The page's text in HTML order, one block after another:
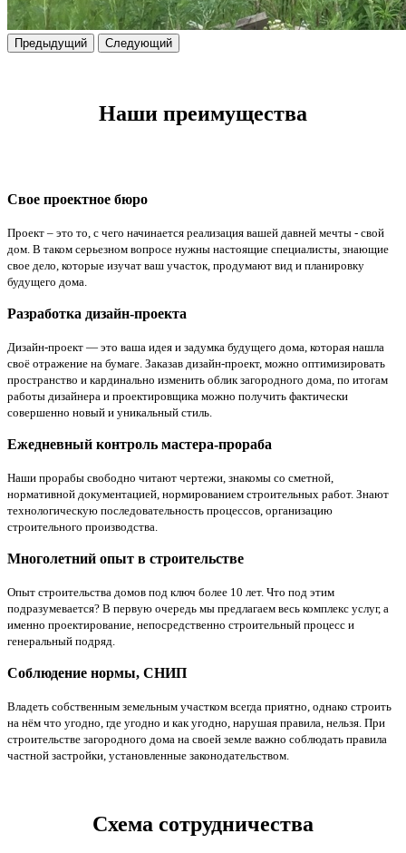
Предыдущий Следующий
Наши преимущества
Свое проектное бюро
Проект – это то, с чего начинается реализация вашей давней мечты - свой
дом. В таком серьезном вопросе нужны настоящие специалисты, знающие
свое дело, которые изучат ваш участок, продумают вид и планировку
будущего дома.
Разработка дизайн-проекта
Дизайн-проект — это ваша идея и задумка будущего дома, которая нашла
своё отражение на бумаге. Заказав дизайн-проект, можно оптимизировать
пространство и кардинально изменить облик загородного дома, по итогам
работы дизайнера и проектировщика можно получить фактически
совершенно новый и уникальный стиль.
Ежедневный контроль мастера-прораба
Наши прорабы свободно читают чертежи, знакомы со сметной,
нормативной документацией, нормированием строительных работ. Знают
технологическую последовательность процессов, организацию
строительного производства.
Многолетний опыт в строительствe
Опыт строительства домов под ключ более 10 лет. Что под этим
подразумевается? В первую очередь мы предлагаем весь комплекс услуг, а
именно проектирование, непосредственно строительный процесс и
генеральный подряд.
Соблюдение нормы, СНИП
Владеть собственным земельным участком всегда приятно, однако строить
на нём что угодно, где угодно и как угодно, нарушая правила, нельзя. При
строительстве загородного дома на своей земле важно соблюдать правила
частной застройки, установленные законодательством.
Схема сотрудничества